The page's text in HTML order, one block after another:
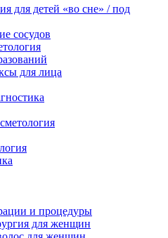
для детей «во сне» / под
сосудов
для лица
и процедуры
для женщин